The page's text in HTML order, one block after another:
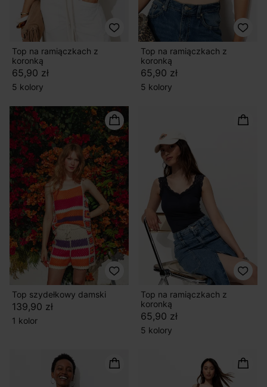
Top na ramiączkach z
koronką
65,90 zł
5 kolory
Top na ramiączkach z
koronką
65,90 zł
5 kolory
Top szydełkowy damski
139,90 zł
1 kolor
Top na ramiączkach z
koronką
65,90 zł
5 kolory